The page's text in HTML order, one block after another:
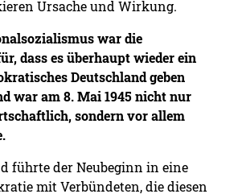
Ursache und Wirkung.
war die
dass es überhaupt wieder ein
Deutschland geben
war am 8. Mai 1945 nicht nur
sondern vor allem
führte der Neubeginn in eine
mit Verbündeten, die diesen